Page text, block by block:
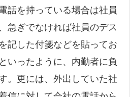
話を持っている場合は社員
急ぎでなければ社員のデス
記した付箋などを貼ってお
いったように、内勤者に負
。更には、外出していた社